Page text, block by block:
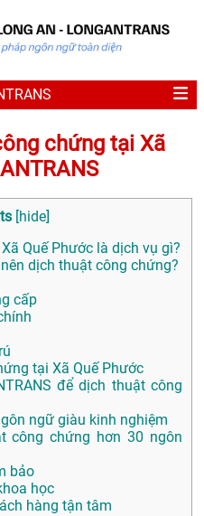
chứng tại Xã
[hide]
Quế Phước là dịch vụ gì?
dịch thuật công chứng?
cấp
tại Xã Quế Phước
để dịch thuật công
ngữ giàu kinh nghiệm
công chứng hơn 30 ngôn
bảo
học
hàng tận tâm